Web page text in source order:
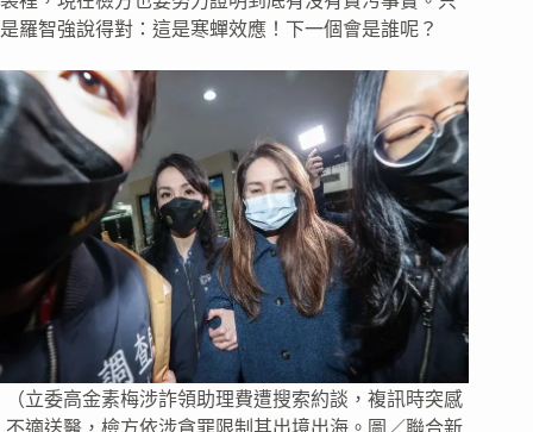
是羅智強說得對：這是寒蟬效應！下一個會是誰呢？
（立委高金素梅涉詐領助理費遭搜索約談，複訊時突感